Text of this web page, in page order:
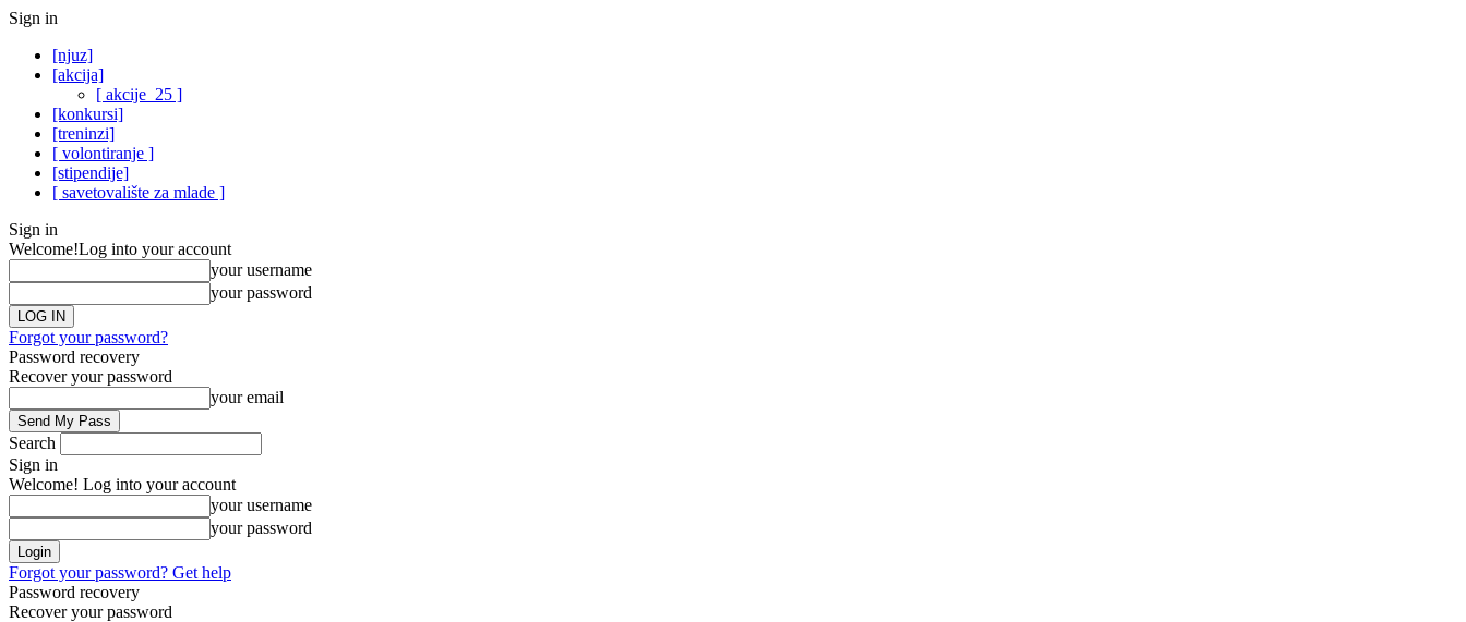
Sign in
[njuz]
[akcija]
[ akcije_25 ]
[konkursi]
[treninzi]
[ volontiranje ]
[stipendije]
[ savetovalište za mlade ]
Sign in
Welcome!Log into your account
your username
your password
Forgot your password?
Password recovery
Recover your password
your email
Search
Sign in
Welcome! Log into your account
your username
your password
Forgot your password? Get help
Password recovery
Recover your password